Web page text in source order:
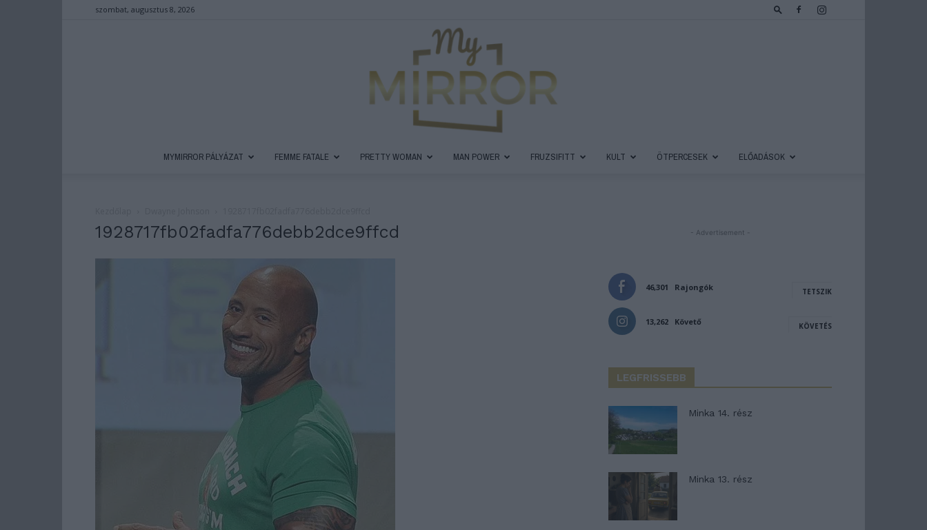
szombat, augusztus 8, 2026
MYMIRROR PÁLYÁZAT FEMME FATALE PRETTY WOMAN MAN POWER FRUZSIFITT KULT ÖTPERCESEK ELŐADÁSOK
1928717fb02fadfa776debb2dce9ffcd - Advertisement -
46,301 Rajongók TETSZIK
13,262 Követő KÖVETÉS
LEGFRISSEBB
Minka 14. rész
Minka 13. rész